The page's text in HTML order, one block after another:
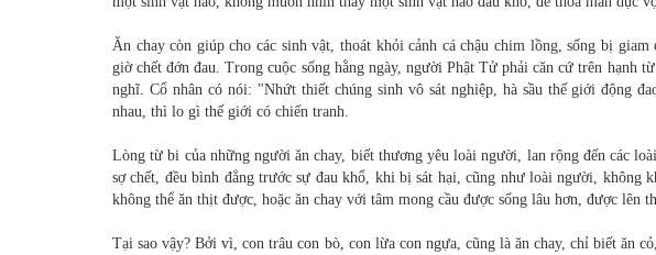
Ăn chay còn giúp cho các sinh vật, thoát khỏi cảnh cá chậu chim lồng, sống bị
giờ chết đớn đau. Trong cuộc sống hằng ngày, người Phật Tử phải căn cứ trên
nghĩ. Cổ nhân có nói: "Nhứt thiết chúng sinh vô sát nghiệp, hà sầu thế giới động
nhau, thì lo gì thế giới có chiến tranh.
Lòng từ bi của những người ăn chay, biết thương yêu loài người, lan rộng đến các
sợ chết, đều bình đẳng trước sự đau khổ, khi bị sát hại, cũng như loài người, không
không thể ăn thịt được, hoặc ăn chay với tâm mong cầu được sống lâu hơn, được lên
Tại sao vậy? Bởi vì, con trâu con bò, con lừa con ngựa, cũng là ăn chay, chỉ biết ăn